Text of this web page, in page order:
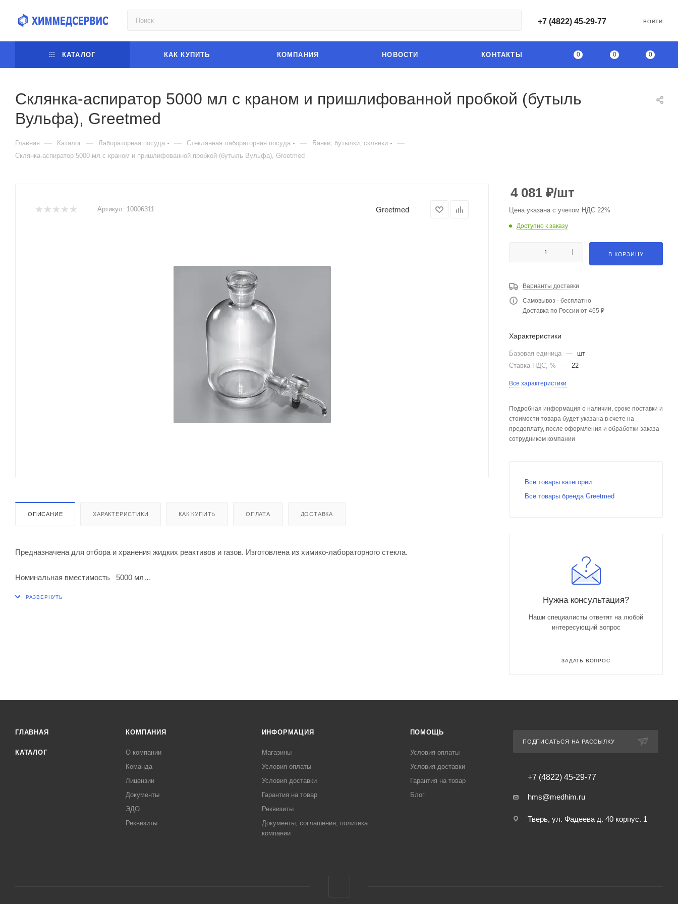
+7 (4822) 45-29-77 ВОЙТИ
0 0 0
КАТАЛОГ КАК КУПИТЬ КОМПАНИЯ НОВОСТИ КОНТАКТЫ
Склянка-аспиратор 5000 мл с краном и пришлифованной пробкой (бутыль
Вульфа), Greetmed
Главная — Каталог — Лабораторная посуда — Стеклянная лабораторная посуда — Банки, бутылки, склянки —
Склянка-аспиратор 5000 мл с краном и пришлифованной пробкой (бутыль Вульфа), Greetmed
Артикул: 10006311 Greetmed
ОПИСАНИЕ ХАРАКТЕРИСТИКИ КАК КУПИТЬ ОПЛАТА ДОСТАВКА
Предназначена для отбора и хранения жидких реактивов и газов. Изготовлена из химико-лабораторного стекла.
Номинальная вместимость 5000 мл
4 081 ₽/шт
Цена указана с учетом НДС 22%
Доступно к заказу
В КОРЗИНУ
Варианты доставки
Самовывоз - бесплатно
Доставка по России от 465 ₽
Характеристики
Базовая единица —
шт
Ставка НДС, %
— 22
Все характеристики
Подробная информация о наличии, сроке поставки и
стоимости товара будет указана в счете на
предоплату, после оформления и обработки заказа
сотрудником компании
Все товары категории
Все товары бренда Greetmed
Нужна консультация?
Наши специалисты ответят на любой
интересующий вопрос
ЗАДАТЬ ВОПРОС
ГЛАВНАЯ
КАТАЛОГ
КОМПАНИЯ
О компании
Команда
Лицензии
Документы
ЭДО
Реквизиты
ИНФОРМАЦИЯ
Магазины
Условия оплаты
Условия доставки
Гарантия на товар
Реквизиты
Документы, соглашения, политика
компании
ПОМОЩЬ
Условия оплаты
Условия доставки
Гарантия на товар
Блог
ПОДПИСАТЬСЯ НА РАССЫЛКУ
+7 (4822) 45-29-77
hms@medhim.ru
Тверь, ул. Фадеева д. 40 корпус. 1